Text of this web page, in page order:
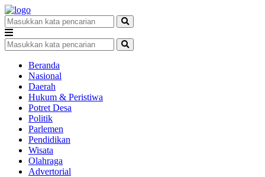
Beranda
Nasional
Daerah
Hukum & Peristiwa
Potret Desa
Politik
Parlemen
Pendidikan
Wisata
Olahraga
Advertorial